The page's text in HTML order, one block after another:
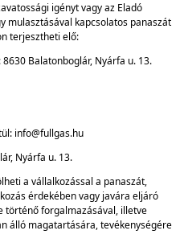
igényt vagy az Eladó
mulasztásával kapcsolatos panaszát
terjesztheti elő:
Balatonboglár, Nyárfa u. 13.
info@fullgas.hu
Nyárfa u. 13.
a vállalkozással a panaszát,
érdekében vagy javára eljáró
történő forgalmazásával, illetve
álló magatartására, tevékenységére